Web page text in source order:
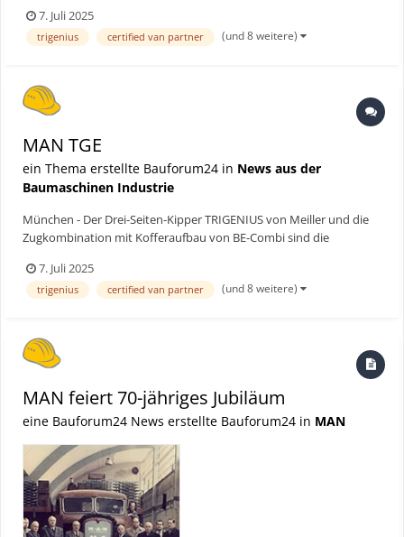
MAN Truck & Bus. Ab Werk sind damit nun 13 verschiedene
Aufbauangebote erhältlich. Die aufgebauten Fahrzeuge werden
7. Juli 2025
trigenius certified van partner (und 8 weitere)
MAN TGE
ein Thema erstellte Bauforum24 in News aus der
Baumaschinen Industrie
München - Der Drei-Seiten-Kipper TRIGENIUS von Meiller und die
Zugkombination mit Kofferaufbau von BE-Combi sind die
MAN Truck & Bus. Ab Werk sind damit nun 13 verschiedene
Aufbauangebote erhältlich. Die aufgebauten Fahrzeuge werden
7. Juli 2025
trigenius certified van partner (und 8 weitere)
MAN feiert 70-jähriges Jubiläum
eine Bauforum24 News erstellte Bauforum24 in MAN